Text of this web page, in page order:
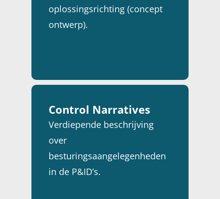
oplossingsrichting (concept
ontwerp).
Control Narratives
Verdiepende beschrijving
over
besturingsaangelegenheden
in de P&ID’s.